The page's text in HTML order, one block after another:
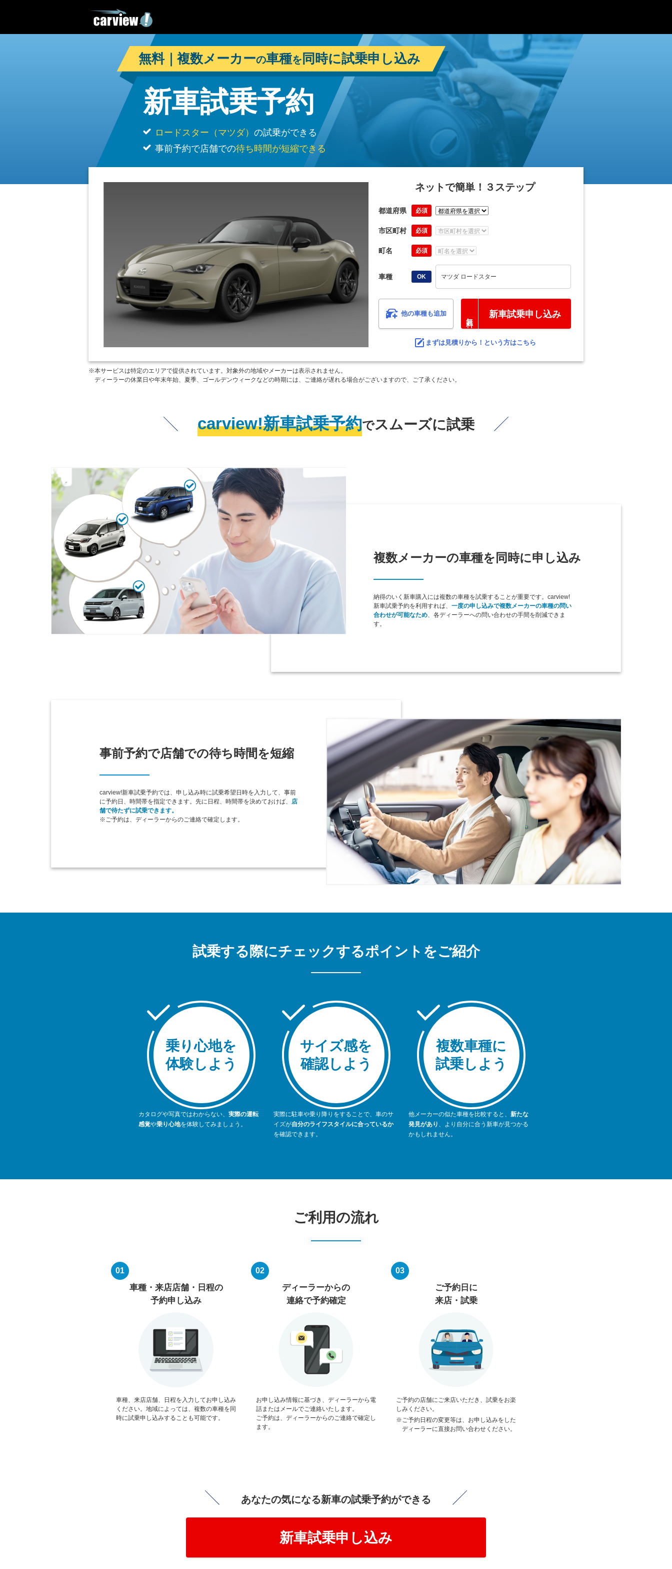
新車試乗予約
無料｜複数メーカーの車種を 同時に試乗申し込み
ロードスター（マツダ） の試乗ができる
事前予約で店舗での待ち時間が短縮できる
ネットで簡単！３ステップ
都道府県 必須
市区町村 必須
町名 必須
車種 OK マツダ ロードスター
他の車種も追加 新車試乗申し込み
まずは見積りから！という方はこちら
※本サービスは特定のエリアで提供されています。対象外の地域やメーカーは表示されません。
ディーラーの休業日や年末年始、夏季、ゴールデンウィークなどの時期には、ご連絡が遅れる場合がございますので、ご了承ください。
carview!新車試乗予約でスムーズに試乗
複数メーカーの車種を同時に申し込み
納得のいく新車購入には複数の車種を試乗することが重要です。carview!
新車試乗予約を利用すれば、 一度の申し込みで複数メーカーの車種の問い
合わせが可能なため 、各ディーラーへの問い合わせの手間を削減できま
す。
事前予約で店舗での待ち時間を短縮
carview!新車試乗予約では、申し込み時に試乗希望日時を入力して、事前
に予約日、時間帯を指定できます。先に日程、時間帯を決めておけば、 店
舗で待たずに試乗できます。
※ご予約は、ディーラーからのご連絡で確定します。
試乗する際にチェックするポイントをご紹介
乗り心地を
体験しよう
カタログや写真ではわからない、 実際の運転
感覚や乗り心地を体験してみましょう。
サイズ感を
確認しよう
実際に駐車や乗り降りをすることで、車のサ
イズが自分のライフスタイルに合っているか
を確認できます。
複数車種に
試乗しよう
他メーカーの似た車種を比較すると、 新たな
発見があり 、より自分に合う新車が見つかる
かもしれません。
ご利用の流れ
01
車種・来店店舗・日程の
予約申し込み
車種、来店店舗、日程を入力してお申し込み
ください。地域によっては、複数の車種を同
時に試乗申し込みすることも可能です。
02
ディーラーからの
連絡で予約確定
お申し込み情報に基づき、ディーラーから電
話またはメールでご連絡いたします。
ご予約は、ディーラーからのご連絡で確定し
ます。
03
ご予約日に
来店・試乗
ご予約の店舗にご来店いただき、試乗をお楽
しみください。
※ご予約日程の変更等は、お申し込みをした
ディーラーに直接お問い合わせください。
あなたの気になる新車の試乗予約ができる
新車試乗申し込み